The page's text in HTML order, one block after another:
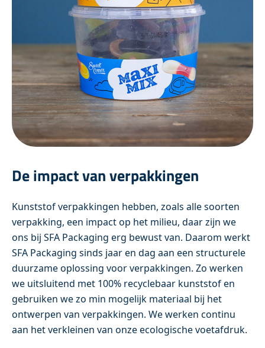
De impact van verpakkingen
Kunststof verpakkingen hebben, zoals alle soorten
verpakking, een impact op het milieu, daar zijn we
ons bij SFA Packaging erg bewust van. Daarom werkt
SFA Packaging sinds jaar en dag aan een structurele
duurzame oplossing voor verpakkingen. Zo werken
we uitsluitend met 100% recyclebaar kunststof en
gebruiken we zo min mogelijk materiaal bij het
ontwerpen van verpakkingen. We werken continu
aan het verkleinen van onze ecologische voetafdruk.